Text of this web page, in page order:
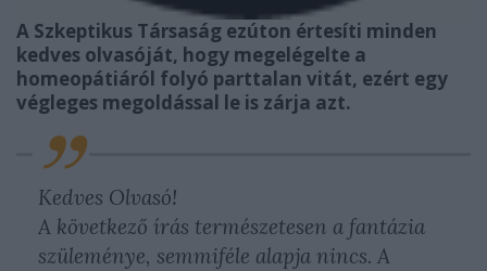
A Szkeptikus Társaság ezúton értesíti minden
kedves olvasóját, hogy megelégelte a
homeopátiáról folyó parttalan vitát, ezért egy
végleges megoldással le is zárja azt.
Kedves Olvasó!
A következő írás természetesen a fantázia
szüleménye, semmiféle alapja nincs. A